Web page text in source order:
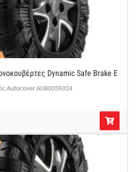
Dynamic Safe Brake E
Autocover AU80059324